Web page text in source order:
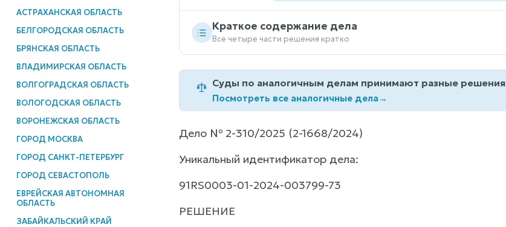
АСТРАХАНСКАЯ ОБЛАСТЬ
БЕЛГОРОДСКАЯ ОБЛАСТЬ
БРЯНСКАЯ ОБЛАСТЬ
ВЛАДИМИРСКАЯ ОБЛАСТЬ
ВОЛГОГРАДСКАЯ ОБЛАСТЬ
ВОЛОГОДСКАЯ ОБЛАСТЬ
ВОРОНЕЖСКАЯ ОБЛАСТЬ
ГОРОД МОСКВА
ГОРОД САНКТ-ПЕТЕРБУРГ
ГОРОД СЕВАСТОПОЛЬ
ЕВРЕЙСКАЯ АВТОНОМНАЯ
ОБЛАСТЬ
ЗАБАЙКАЛЬСКИЙ КРАЙ
Краткое содержание дела
Все четыре части решения кратко
Суды по аналогичным делам принимают разные решения
Посмотреть все аналогичные дела→
Дело № 2-310/2025 (2-1668/2024)
Уникальный идентификатор дела:
91RS0003-01-2024-003799-73
РЕШЕНИЕ